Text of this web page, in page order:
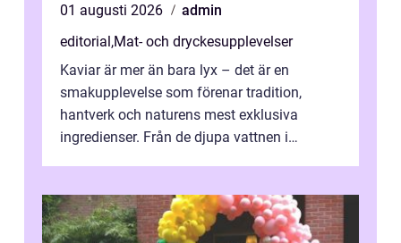
01 augusti 2026
admin
editorial,Mat- och dryckesupplevelser
Kaviar är mer än bara lyx – det är en
smakupplevelse som förenar tradition,
hantverk och naturens mest exklusiva
ingredienser. Från de djupa vattnen i